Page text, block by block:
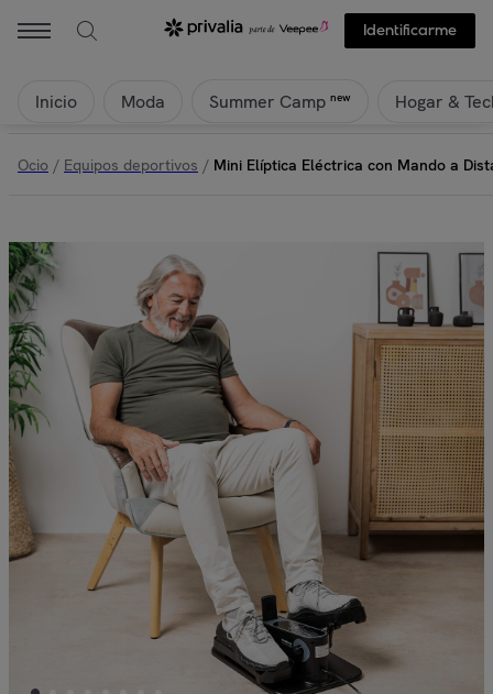
Identificarme
Inicio Moda Summer Camp new Hogar &
Ocio / Equipos deportivos / Mini Elíptica Eléctrica con Mando a